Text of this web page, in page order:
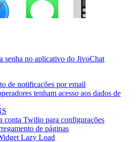
senha no aplicativo do JivoChat
de notificações por email
tenham acesso aos dados de
conta Twilio para configurações
de páginas
Lazy Load